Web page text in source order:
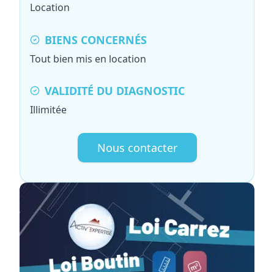
Location
BIENS CONCERNÉS
Tout bien mis en location
VALIDITÉ DU DIAGNOSTIC
Illimitée
Nous contacter